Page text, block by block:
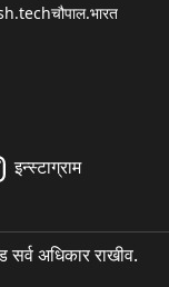
चौपाल.भारत
इन्स्टाग्राम
अधिकार राखीव.